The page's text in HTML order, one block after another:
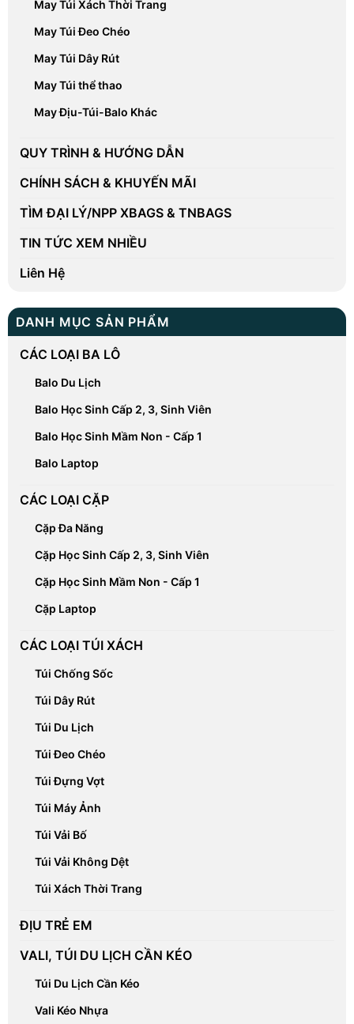
May Túi Xách Thời Trang
May Túi Đeo Chéo
May Túi Dây Rút
May Túi thể thao
May Địu-Túi-Balo Khác
QUY TRÌNH & HƯỚNG DẪN
CHÍNH SÁCH & KHUYẾN MÃI
TÌM ĐẠI LÝ/NPP XBAGS & TNBAGS
TIN TỨC XEM NHIỀU
Liên Hệ
DANH MỤC SẢN PHẨM
CÁC LOẠI BA LÔ
Balo Du Lịch
Balo Học Sinh Cấp 2, 3, Sinh Viên
Balo Học Sinh Mầm Non - Cấp 1
Balo Laptop
CÁC LOẠI CẶP
Cặp Đa Năng
Cặp Học Sinh Cấp 2, 3, Sinh Viên
Cặp Học Sinh Mầm Non - Cấp 1
Cặp Laptop
CÁC LOẠI TÚI XÁCH
Túi Chống Sốc
Túi Dây Rút
Túi Du Lịch
Túi Đeo Chéo
Túi Đựng Vợt
Túi Máy Ảnh
Túi Vải Bố
Túi Vải Không Dệt
Túi Xách Thời Trang
ĐỊU TRẺ EM
VALI, TÚI DU LỊCH CẦN KÉO
Túi Du Lịch Cần Kéo
Vali Kéo Nhựa